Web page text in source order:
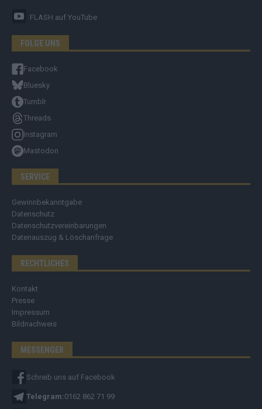
FLASH auf YouTube
FOLGE UNS
Facebook
Bluesky
Tumblr
Threads
Instagram
Mastodon
SERVICE
Gewinnbekanntgabe
Datenschutz
Datenschutzvereinbarungen
Datenauszug & Löschanfrage
RECHTLICHES
Kontakt
Presse
Impressum
Bildnachweis
MESSENGER
Schreib uns auf Facebook
Telegram:0162 862 71 99